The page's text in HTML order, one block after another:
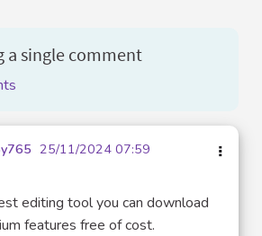
a single comment
25/11/2024 07:59
editing tool you can download
features free of cost.